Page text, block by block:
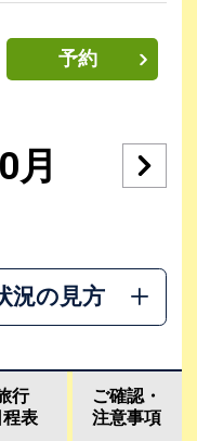
予約
月
況の見方
行
程表
ご確認・
注意事項